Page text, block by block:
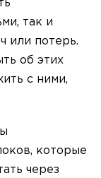
так и
или потерь.
об этих
с ними,
которые
через